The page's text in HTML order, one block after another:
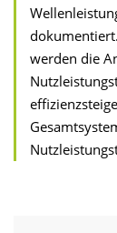
werden die